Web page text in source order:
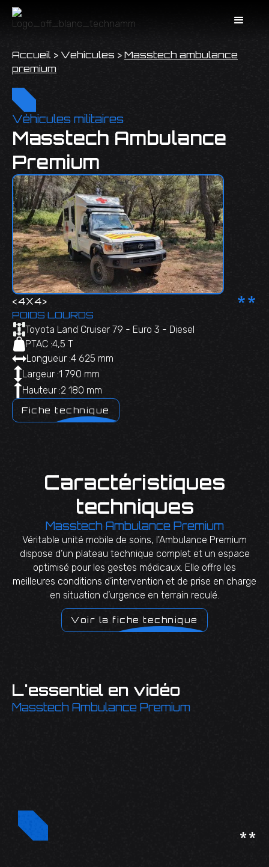
Accueil > Vehicules > Masstech ambulance
premium
Véhicules militaires
Masstech Ambulance
Premium
POIDS LOURDS
Toyota Land Cruiser 79 - Euro 3 - Diesel
PTAC :4,5 T
Longueur :4 625 mm
Largeur :1 790 mm
Hauteur :2 180 mm
Fiche technique
<4X4> **
Caractéristiques
techniques
Masstech Ambulance Premium
Véritable unité mobile de soins, l'Ambulance Premium
dispose d’un plateau technique complet et un espace
optimisé pour les gestes médicaux. Elle offre les
meilleures conditions d’intervention et de prise en charge
en situation d’urgence en terrain reculé.
Voir la fiche technique
L'essentiel en vidéo
Masstech Ambulance Premium
**